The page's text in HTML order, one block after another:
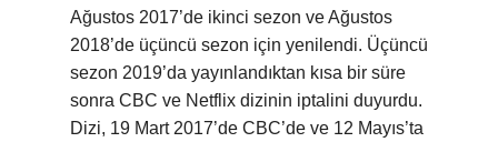
Ağustos 2017’de ikinci sezon ve Ağustos
2018’de üçüncü sezon için yenilendi. Üçüncü
sezon 2019’da yayınlandıktan kısa bir süre
sonra CBC ve Netflix dizinin iptalini duyurdu.
Dizi, 19 Mart 2017’de CBC’de ve 12 Mayıs’ta